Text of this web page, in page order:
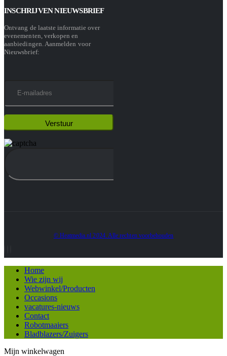
INSCHRIJVEN NIEUWSBRIEF
Ontvang de laatste informatie over
evenementen, verkopen en
aanbiedingen. Aanmelden voor
Nieuwsbrief:
© Heatmedia.nl 2024. Alle rechten voorbehouden
Home
Wie zijn wij
Webwinkel/Producten
Occasions
vacatures-nieuws
Contact
Robotmaaiers
Bladblazers/Zuigers
Mijn winkelwagen